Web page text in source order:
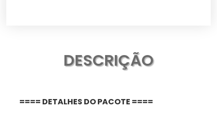
DESCRIÇÃO
==== DETALHES DO PACOTE ====